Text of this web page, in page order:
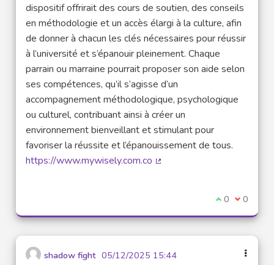
dispositif offrirait des cours de soutien, des conseils
en méthodologie et un accès élargi à la culture, afin
de donner à chacun les clés nécessaires pour réussir
à l’université et s’épanouir pleinement. Chaque
parrain ou marraine pourrait proposer son aide selon
ses compétences, qu’il s’agisse d’un
accompagnement méthodologique, psychologique
ou culturel, contribuant ainsi à créer un
environnement bienveillant et stimulant pour
favoriser la réussite et l’épanouissement de tous.
https://www.mywisely.com.co
I agree with
0 I 0
shadow fight 05/12/2025 15:44